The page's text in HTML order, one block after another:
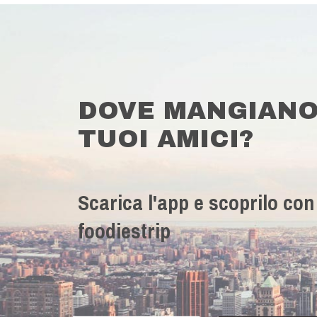
DOVE
TUOI AMICI?
Scarica l'app e scoprilo con
foodiestrip